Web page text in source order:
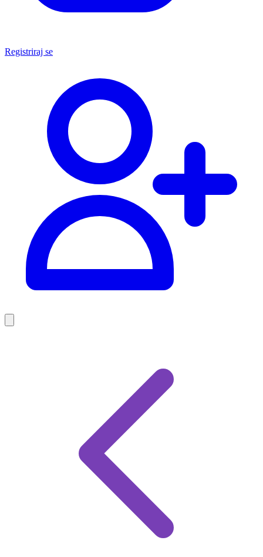
Registriraj se